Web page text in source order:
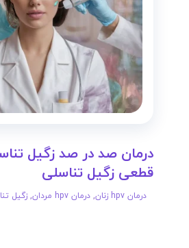
درمان صد در صد زگیل
قطعی زگیل تناسلی
درمان hpv زنان ,درمان hpv مردان ,زگیل